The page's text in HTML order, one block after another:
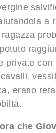
a
private con
erano
che